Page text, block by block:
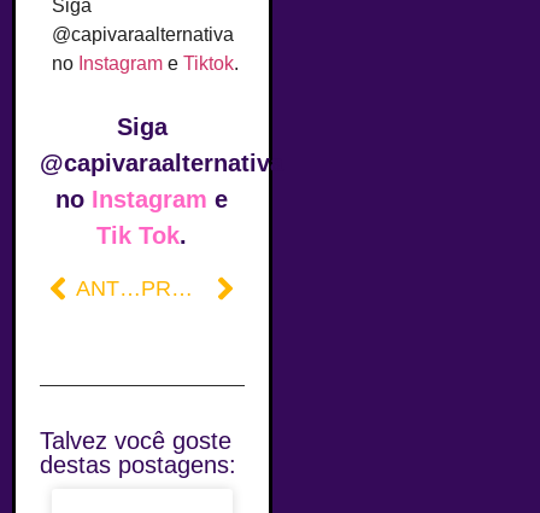
Siga
@capivaraalternativa
no Instagram e Tiktok.
Siga
@capivaraalternativa
no Instagram e
Tik Tok.
ANTERIOR PRÓXIMO
Talvez você goste
destas postagens: